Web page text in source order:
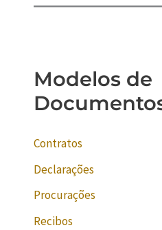
Modelos de
Contratos
Declarações
Procurações
Recibos